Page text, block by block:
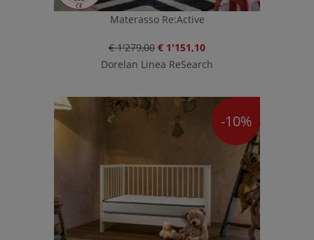
Materasso Re:Active
€ 1'279,00 € 1'151,10
Dorelan Linea ReSearch
-10%